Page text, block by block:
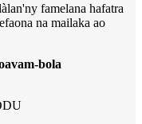
famelana hafatra
na mailaka ao
bola